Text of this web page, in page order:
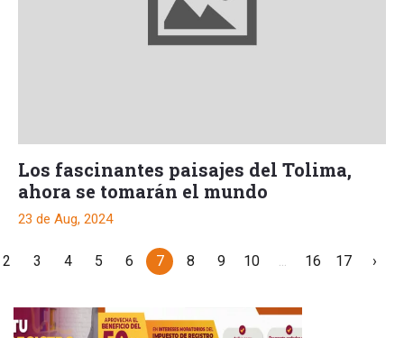
Los fascinantes paisajes del Tolima,
ahora se tomarán el mundo
23 de Aug, 2024
2 3 4 5 6 7 8 9 10 ... 16 17 ›